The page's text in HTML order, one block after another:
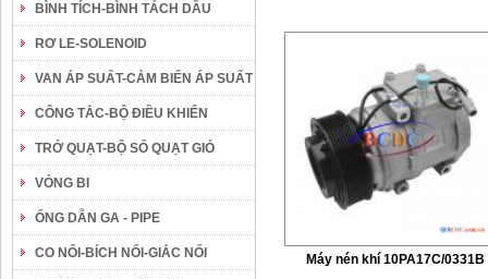
BÌNH TÍCH-BÌNH TÁCH DẦU
RƠ LE-SOLENOID
VAN ÁP SUẤT-CẢM BIẾN ÁP SUẤT
CÔNG TẮC-BỘ ĐIỀU KHIỂN
TRỞ QUẠT-BỘ SỐ QUẠT GIÓ
VÒNG BI
ỐNG DẪN GA - PIPE
CO NỐI-BÍCH NỐI-GIẮC NỐI Máy nén khí 10PA17C/0331B